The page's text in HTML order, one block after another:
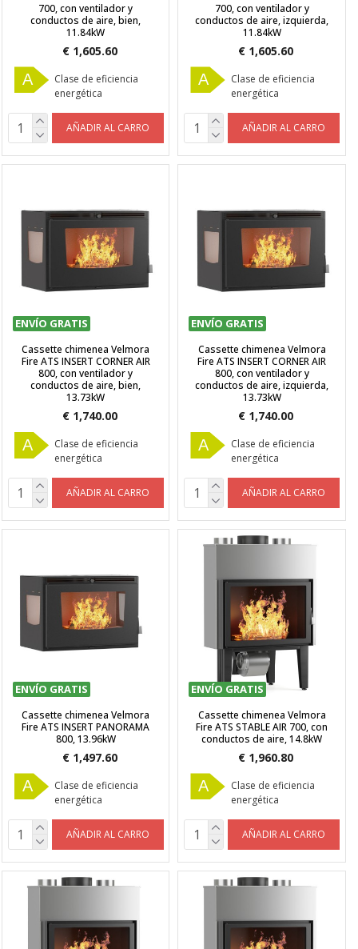
700, con ventilador y
conductos de aire, bien,
11.84kW
€ 1,605.60
A
Clase de eficiencia
energética
AÑADIR AL CARRO
700, con ventilador y
conductos de aire, izquierda,
11.84kW
€ 1,605.60
A
Clase de eficiencia
energética
AÑADIR AL CARRO
ENVÍO GRATIS
Cassette chimenea Velmora
Fire ATS INSERT CORNER AIR
800, con ventilador y
conductos de aire, bien,
13.73kW
€ 1,740.00
A
Clase de eficiencia
energética
AÑADIR AL CARRO
ENVÍO GRATIS
Cassette chimenea Velmora
Fire ATS INSERT CORNER AIR
800, con ventilador y
conductos de aire, izquierda,
13.73kW
€ 1,740.00
A
Clase de eficiencia
energética
AÑADIR AL CARRO
ENVÍO GRATIS
Cassette chimenea Velmora
Fire ATS INSERT PANORAMA
800, 13.96kW
€ 1,497.60
A
Clase de eficiencia
energética
AÑADIR AL CARRO
ENVÍO GRATIS
Cassette chimenea Velmora
Fire ATS STABLE AIR 700, con
conductos de aire, 14.8kW
€ 1,960.80
A
Clase de eficiencia
energética
AÑADIR AL CARRO